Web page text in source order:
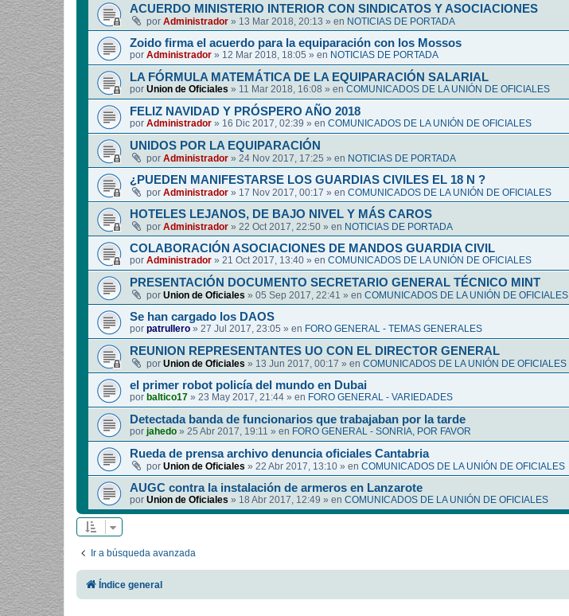
ACUERDO MINISTERIO INTERIOR CON SINDICATOS Y ASOCIACIONES
por Administrador » 13 Mar 2018, 20:13 » en NOTICIAS DE PORTADA
Zoido firma el acuerdo para la equiparación con los Mossos
por Administrador » 12 Mar 2018, 18:05 » en NOTICIAS DE PORTADA
LA FÓRMULA MATEMÁTICA DE LA EQUIPARACIÓN SALARIAL
por Union de Oficiales » 11 Mar 2018, 16:08 » en COMUNICADOS DE LA UNIÓN DE OFICIALES
FELIZ NAVIDAD Y PRÓSPERO AÑO 2018
por Administrador » 16 Dic 2017, 02:39 » en COMUNICADOS DE LA UNIÓN DE OFICIALES
UNIDOS POR LA EQUIPARACIÓN
por Administrador » 24 Nov 2017, 17:25 » en NOTICIAS DE PORTADA
¿PUEDEN MANIFESTARSE LOS GUARDIAS CIVILES EL 18 N ?
por Administrador » 17 Nov 2017, 00:17 » en COMUNICADOS DE LA UNIÓN DE OFICIALES
HOTELES LEJANOS, DE BAJO NIVEL Y MÁS CAROS
por Administrador » 22 Oct 2017, 22:50 » en NOTICIAS DE PORTADA
COLABORACIÓN ASOCIACIONES DE MANDOS GUARDIA CIVIL
por Administrador » 21 Oct 2017, 13:40 » en COMUNICADOS DE LA UNIÓN DE OFICIALES
PRESENTACIÓN DOCUMENTO SECRETARIO GENERAL TÉCNICO MINT
por Union de Oficiales » 05 Sep 2017, 22:41 » en COMUNICADOS DE LA UNIÓN DE OFICIALES
Se han cargado los DAOS
por patrullero » 27 Jul 2017, 23:05 » en FORO GENERAL - TEMAS GENERALES
REUNION REPRESENTANTES UO CON EL DIRECTOR GENERAL
por Union de Oficiales » 13 Jun 2017, 00:17 » en COMUNICADOS DE LA UNIÓN DE OFICIALES
el primer robot policía del mundo en Dubai
por baltico17 » 23 May 2017, 21:44 » en FORO GENERAL - VARIEDADES
Detectada banda de funcionarios que trabajaban por la tarde
por jahedo » 25 Abr 2017, 19:11 » en FORO GENERAL - SONRIA, POR FAVOR
Rueda de prensa archivo denuncia oficiales Cantabria
por Union de Oficiales » 22 Abr 2017, 13:10 » en COMUNICADOS DE LA UNIÓN DE OFICIALES
AUGC contra la instalación de armeros en Lanzarote
por Union de Oficiales » 18 Abr 2017, 12:49 » en COMUNICADOS DE LA UNIÓN DE OFICIALES
Ir a búsqueda avanzada
Índice general